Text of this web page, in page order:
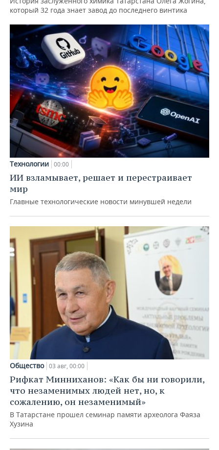
который 32 года знает завод до последнего винтика
Технологии 00:00
ИИ взламывает, решает и перестраивает
мир
Главные технологические новости минувшей недели
Общество 03 авг, 00:00
Рифкат Минниханов: «Как бы ни говорили,
что незаменимых людей нет, но, к
сожалению, он незаменимый»
В Татарстане прошел семинар памяти археолога Фаяза
Хузина